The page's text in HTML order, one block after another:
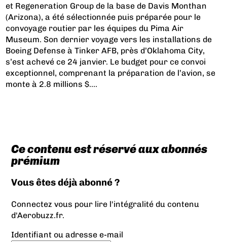
et Regeneration Group de la base de Davis Monthan
(Arizona), a été sélectionnée puis préparée pour le
convoyage routier par les équipes du Pima Air
Museum. Son dernier voyage vers les installations de
Boeing Defense à Tinker AFB, près d’Oklahoma City,
s’est achevé ce 24 janvier. Le budget pour ce convoi
exceptionnel, comprenant la préparation de l’avion, se
monte à 2.8 millions $....
Ce contenu est réservé aux abonnés
prémium
Vous êtes déjà abonné ?
Connectez vous pour lire l'intégralité du contenu
d'Aerobuzz.fr.
Identifiant ou adresse e-mail